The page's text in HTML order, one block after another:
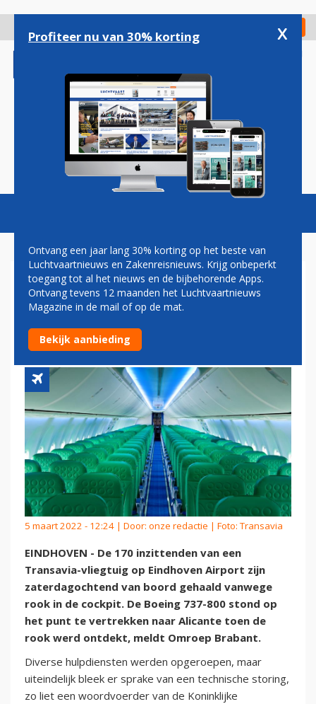
gaan
Check in
Magazine Podcasts Vacatures
ROOK IN COCKPIT
TRANSAVIA-VLIEGTUIG,
PASSAGIERS GEËVACUEERD
5 maart 2022 - 12:24 | Door: onze redactie | Foto: Transavia
EINDHOVEN - De 170 inzittenden van een
Transavia-vliegtuig op Eindhoven Airport zijn
zaterdagochtend van boord gehaald vanwege
rook in de cockpit. De Boeing 737-800 stond op
het punt te vertrekken naar Alicante toen de
rook werd ontdekt, meldt Omroep Brabant.
Diverse hulpdiensten werden opgeroepen, maar
uiteindelijk bleek er sprake van een technische storing,
zo liet een woordvoerder van de Koninklijke
Profiteer nu van 30% korting x
Ontvang een jaar lang 30% korting op het beste van
Luchtvaartnieuws en Zakenreisnieuws. Krijg onbeperkt
toegang tot al het nieuws en de bijbehorende Apps.
Ontvang tevens 12 maanden het Luchtvaartnieuws
Magazine in de mail of op de mat.
Bekijk aanbieding